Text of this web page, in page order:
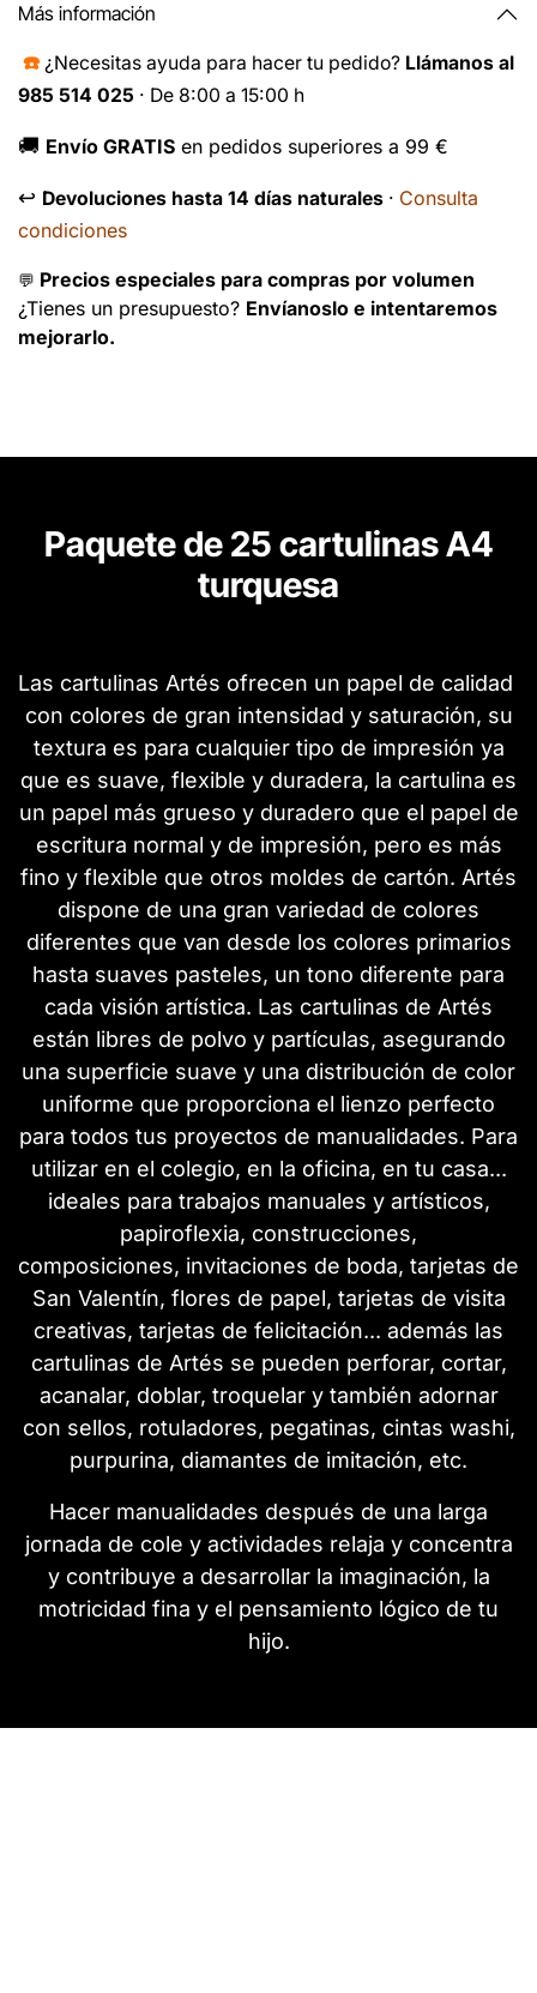
Más información
☎️ ¿Necesitas ayuda para hacer tu pedido? Llámanos al
985 514 025 · De 8:00 a 15:00 h
🚚 Envío GRATIS en pedidos superiores a 99 €
↩️ Devoluciones hasta 14 días naturales · Consulta
condiciones
💬 Precios especiales para compras por volumen
¿Tienes un presupuesto? Envíanoslo e intentaremos
mejorarlo.
Paquete de 25 cartulinas A4
turquesa
Las cartulinas Artés ofrecen un papel de calidad
con colores de gran intensidad y saturación, su
textura es para cualquier tipo de impresión ya
que es suave, flexible y duradera, la cartulina es
un papel más grueso y duradero que el papel de
escritura normal y de impresión, pero es más
fino y flexible que otros moldes de cartón. Artés
dispone de una gran variedad de colores
diferentes que van desde los colores primarios
hasta suaves pasteles, un tono diferente para
cada visión artística. Las cartulinas de Artés
están libres de polvo y partículas, asegurando
una superficie suave y una distribución de color
uniforme que proporciona el lienzo perfecto
para todos tus proyectos de manualidades. Para
utilizar en el colegio, en la oficina, en tu casa...
ideales para trabajos manuales y artísticos,
papiroflexia, construcciones,
composiciones, invitaciones de boda, tarjetas de
San Valentín, flores de papel, tarjetas de visita
creativas, tarjetas de felicitación... además las
cartulinas de Artés se pueden perforar, cortar,
acanalar, doblar, troquelar y también adornar
con sellos, rotuladores, pegatinas, cintas washi,
purpurina, diamantes de imitación, etc.
Hacer manualidades después de una larga
jornada de cole y actividades relaja y concentra
y contribuye a desarrollar la imaginación, la
motricidad fina y el pensamiento lógico de tu
hijo.